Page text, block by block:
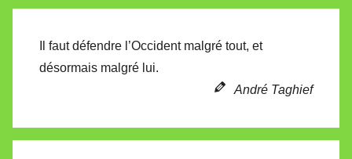
l
t
t
Il faut défendre l’Occident malgré tout, et
désormais malgré lui.
André Taghief